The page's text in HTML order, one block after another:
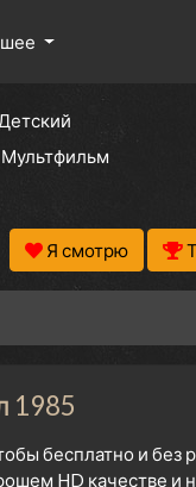
Мультфильм
Я смотрю
1985
бесплатно и
HD качестве и